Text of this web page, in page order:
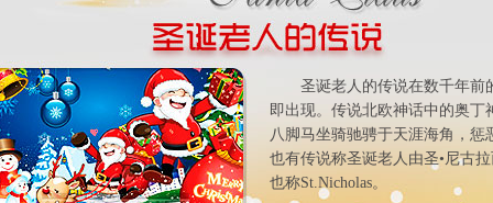
圣诞老人的传说在数千年前
即出现。传说北欧神话中的奥丁
八脚马坐骑驰骋于天涯海角，惩
也有传说称圣诞老人由圣•尼古
也称St.Nicholas。